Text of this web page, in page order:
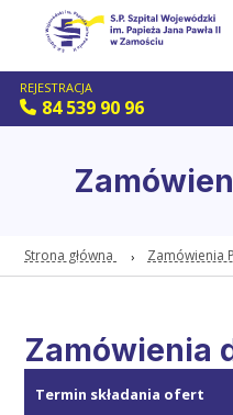
REJESTRACJA
84 539 90 96
Strona główna Zamówienia
Zamówienia
Termin składania ofert